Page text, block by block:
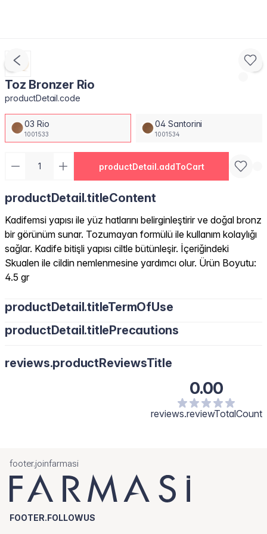
Toz Bronzer Rio
productDetail.code
03 Rio
1001533
04 Santorini
1001534
productDetail.addToCart
productDetail.titleContent
Kadifemsi yapısı ile yüz hatlarını belirginleştirir ve doğal bronz
bir görünüm sunar. Tozumayan formülü ile kullanım kolaylığı
sağlar. Kadife bitişli yapısı ciltle bütünleşir. İçeriğindeki
Skualen ile cildin nemlenmesine yardımcı olur. Ürün Boyutu:
4.5 gr
productDetail.titleTermOfUse
productDetail.titlePrecautions
reviews.productReviewsTitle
0.00
reviews.reviewTotalCount
footer.joinfarmasi
FOOTER.FOLLOWUS